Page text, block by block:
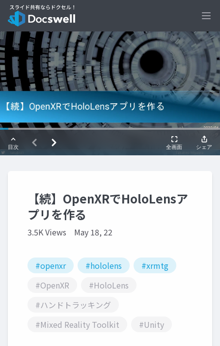
【続】OpenXRでHoloLensア
プリを作る
3.5K Views May 18, 22
#openxr #hololens
#xrmtg
#OpenXR
#HoloLens
#ハンドトラッキング
#Mixed Reality Toolkit
#Unity